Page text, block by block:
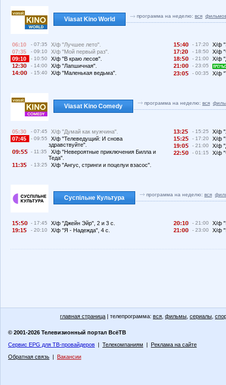
Viasat Kino World программа на неделю: вся
06:10 - 07:35
Х/ф "Лучшее лето".
07:35
- 09:10
Х/ф "Мой первый раз".
09:10
- 10:50
Х/ф "В краю лесов".
12:3
- 14:00
Х/ф "Лапшичная".
14:
- 15:40 Х/ф "Маленькая ведьма".
1 :4 - 17:20
Х/ф
17:2
- 18:50
Х/ф
18:
- 21:00
Х/ф
21:
- 23:05
23: - 00:35 Х/ф
Viasat Kino Comedy программа на неделю: вся
05:30 - 07:45
Х/ф "Думай как мужчина".
07:45
- 09:55
Х/ф "Телеведущий: И снова
здравствуйте".
9:
- 11:35
Х/ф "Невероятные приключения Билла и
Теда".
11:3
- 13:25 Х/ф "Ангус, стринги и поцелуи взасос".
13:2 - 15:25
Х/ф
1
:2 - 17:20
Х/ф
19:
- 21:00
Х/ф
22:
- 01:15 Х/ф
Суспільне Культура программа на неделю: вся
1 : - 17:45
Х/ф "Джейн Эйр", 2 и 3 с.
19:1
- 20:10 Х/ф "Я - Надежда", 4 с.
2 :1 - 21:00
Х/ф
21:
- 23:00 Х/ф
главная страница | телепрограмма: вся фильмы сериалы
© 2001-2026 Телевизионный портал ВсёТВ
Сервис EPG для ТВ-провайдеров | Телекомпаниям | Реклама на сайте
Обратная связь | Вакансии